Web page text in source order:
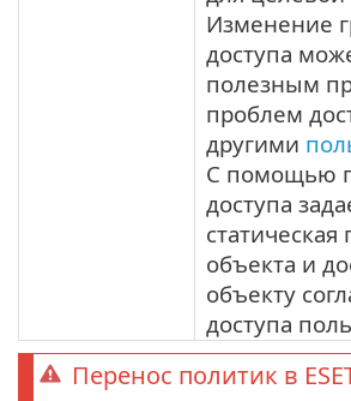
Изменение
доступа
полезным
проблем
другими
С помощью
доступа
статическая
объекта и
объекту
доступа
Перенос политик в